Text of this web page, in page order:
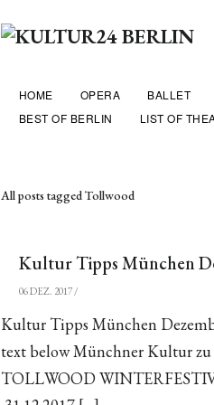
HOME OPERA BALLET
BEST OF BERLIN
LIST OF
All posts tagged Tollwood
Kultur Tipps München
06 DEZ. 2017/
Kultur Tipps München
text below Münchner Kultur
TOLLWOOD